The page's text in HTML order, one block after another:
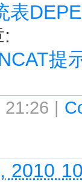
表
提
|
2010